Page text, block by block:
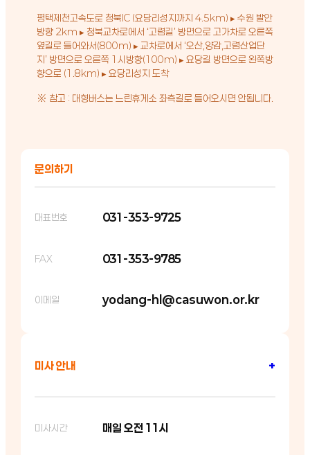
평택제천고속도로 청북IC (요당리성지까지 4.5km) ▸ 수원 발안
방향 2km ▸ 청북교차로에서 ‘고렴길’ 방면으로 고가차로 오른쪽
옆길로 들어와서(800m) ▸ 교차로에서 ‘오산,양감,고렴산업단
지’ 방면으로 오른쪽 1시방향(100m) ▸ 요당길 방면으로 왼쪽방
향으로 (1.8km) ▸ 요당리성지 도착
※ 참고 : 대형버스는 느린휴게소 좌측길로 들어오시면 안됩니다.
문의하기
대표번호 031-353-9725
FAX 031-353-9785
이메일 yodang-hl@casuwon.or.kr
미사 안내 +
미사시간 매일 오전 11시